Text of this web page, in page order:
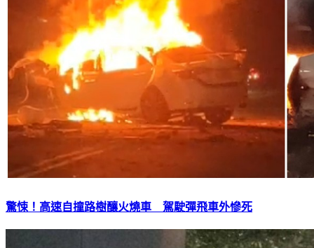
驚悚！高速自撞路樹釀火燒車 駕駛彈飛車外慘死